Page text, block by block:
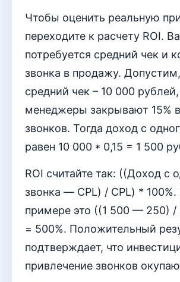
Чтобы оценить реальную
переходите к расчету ROI.
потребуется средний чек и
звонка в продажу.
средний чек – 10 000
менеджеры закрывают 15%
звонков. Тогда доход с
равен 10 000 * 0,15 = 1 500
ROI считайте так: ((Доход с
звонка — CPL) / CPL) *
примере это ((1 500 — 250) /
= 500%. Положительный
подтверждает, что
привлечение звонков